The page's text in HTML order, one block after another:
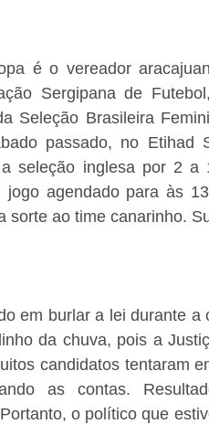
é o vereador
Sergipana de
Seleção Brasileira
passado, no
a seleção inglesa por 2
jogo agendado para às
sorte ao time canarinho.
em burlar a lei durante
da chuva, pois a
candidatos tentaram
as contas.
o político que